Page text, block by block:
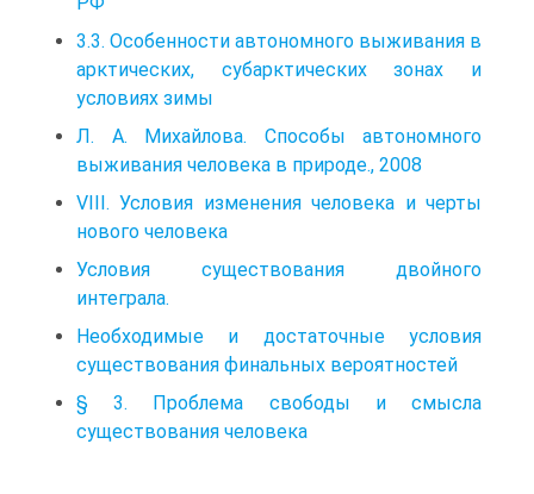
3.3. Особенности автономного выживания в
арктических, субарктических зонах и
условиях зимы
Л. А. Михайлова. Способы автономного
выживания человека в природе., 2008
VIII. Условия изменения человека и черты
нового человека
Условия существования двойного
интеграла.
Необходимые и достаточные условия
существования финальных вероятностей
§ 3. Проблема свободы и смысла
существования человека